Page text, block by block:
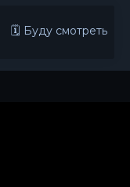
🗓 Буду смотреть